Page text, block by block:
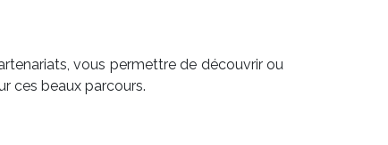
vous permettre de découvrir ou
ces beaux parcours.